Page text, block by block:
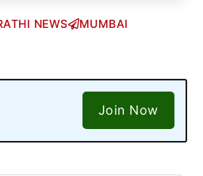
NEWS
MUMBAI
Join Now